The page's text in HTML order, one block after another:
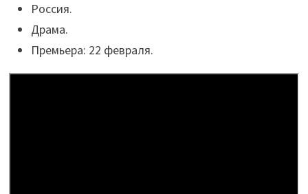
Россия.
Драма.
Премьера: 22 февраля.